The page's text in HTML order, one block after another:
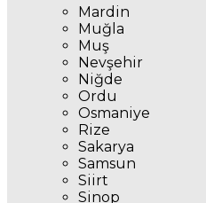
Mardin
Muğla
Muş
Nevşehir
Niğde
Ordu
Osmaniye
Rize
Sakarya
Samsun
Siirt
Sinop